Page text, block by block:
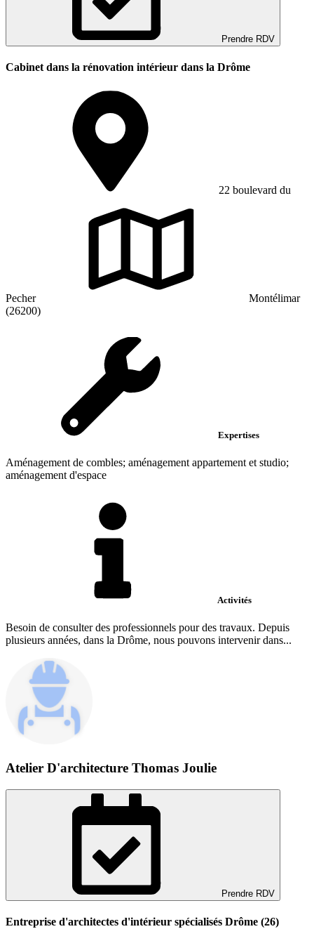
Prendre RDV
Cabinet dans la rénovation intérieur dans la Drôme
22 boulevard du
Pecher
Montélimar
(26200)
Expertises
Aménagement de combles; aménagement appartement et studio;
aménagement d'espace
Activités
Besoin de consulter des professionnels pour des travaux. Depuis
plusieurs années, dans la Drôme, nous pouvons intervenir dans...
Atelier D'architecture Thomas Joulie
Prendre RDV
Entreprise d'architectes d'intérieur spécialisés Drôme (26)